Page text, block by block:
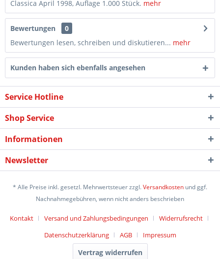
Classica April 1998, Auflage 1.000 Stück. mehr
Bewertungen
0
Bewertungen lesen, schreiben und diskutieren... mehr
Kunden haben sich ebenfalls angesehen
Service Hotline
Shop Service
Informationen
Newsletter
* Alle Preise inkl. gesetzl. Mehrwertsteuer zzgl.Versandkosten und ggf.
Nachnahmegebühren, wenn nicht anders beschrieben
Kontakt Versand und Zahlungsbedingungen
Widerrufsrecht
Datenschutzerklärung
AGB Impressum
Vertrag widerrufen